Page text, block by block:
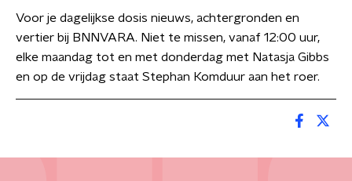
Voor je dagelijkse dosis nieuws, achtergronden en
vertier bij BNNVARA. Niet te missen, vanaf 12:00 uur,
elke maandag tot en met donderdag met Natasja Gibbs
en op de vrijdag staat Stephan Komduur aan het roer.